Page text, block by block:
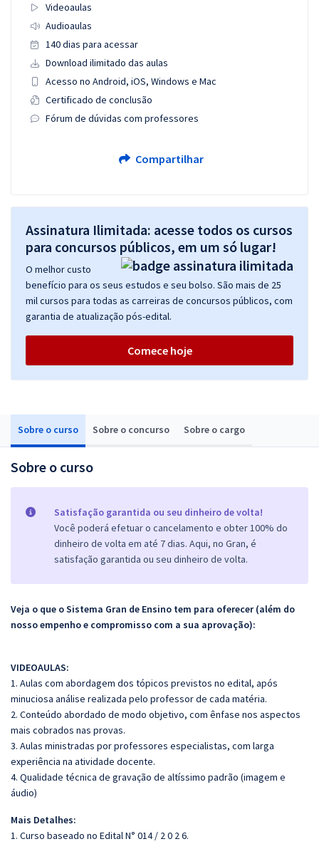
Sobre o curso Sobre o concurso Sobre o cargo
Sobre o curso
Satisfação garantida ou seu dinheiro de volta!
Você poderá efetuar o cancelamento e obter 100% do
dinheiro de volta em até 7 dias. Aqui, no Gran, é
satisfação garantida ou seu dinheiro de volta.
Veja o que o Sistema Gran de Ensino tem para oferecer (além do
nosso empenho e compromisso com a sua aprovação):
VIDEOAULAS:
1. Aulas com abordagem dos tópicos previstos no edital, após
minuciosa análise realizada pelo professor de cada matéria.
2. Conteúdo abordado de modo objetivo, com ênfase nos aspectos
mais cobrados nas provas.
3. Aulas ministradas por professores especialistas, com larga
experiência na atividade docente.
4. Qualidade técnica de gravação de altíssimo padrão (imagem e
áudio)
Mais Detalhes:
1. Curso baseado no Edital N° 014 / 2 0 2 6.
Videoaulas
Audioaulas
140 dias para acessar
Download ilimitado das aulas
Acesso no Android, iOS, Windows e Mac
Certificado de conclusão
Fórum de dúvidas com professores
Compartilhar
Assinatura Ilimitada: acesse todos os cursos
para concursos públicos, em um só lugar!
O melhor custo
benefício para os seus estudos e seu bolso. São mais de 25
mil cursos para todas as carreiras de concursos públicos, com
garantia de atualização pós-edital.
Comece hoje